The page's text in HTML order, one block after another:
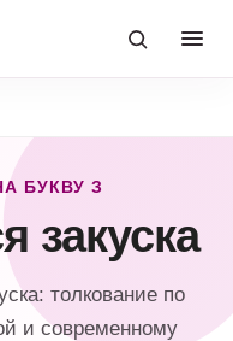
БУКВУ З
закуска
толкование по
и современному